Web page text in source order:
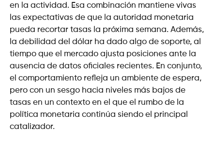
en la actividad. Esa combinación mantiene vivas
las expectativas de que la autoridad monetaria
pueda recortar tasas la próxima semana. Además,
la debilidad del dólar ha dado algo de soporte, al
tiempo que el mercado ajusta posiciones ante la
ausencia de datos oficiales recientes. En conjunto,
el comportamiento refleja un ambiente de espera,
pero con un sesgo hacia niveles más bajos de
tasas en un contexto en el que el rumbo de la
política monetaria continúa siendo el principal
catalizador.